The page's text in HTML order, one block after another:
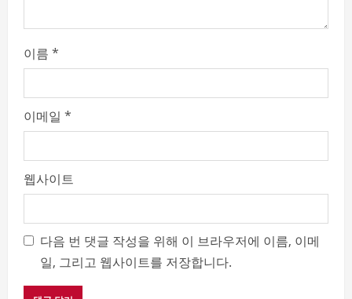
이름 *
이메일 *
웹사이트
다음 번 댓글 작성을 위해 이 브라우저에 이름, 이메
일, 그리고 웹사이트를 저장합니다.